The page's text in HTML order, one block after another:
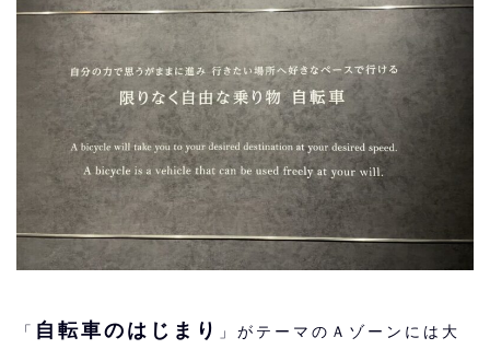
「 自転車のはじまり
」がテーマのＡゾーンには大